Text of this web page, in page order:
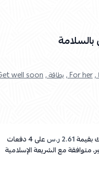
,
For her , بطاقة ,well soon ,
بقيمة2.61 ر.س على4دفعات
متوافقة مع الشريعة الإسلامية